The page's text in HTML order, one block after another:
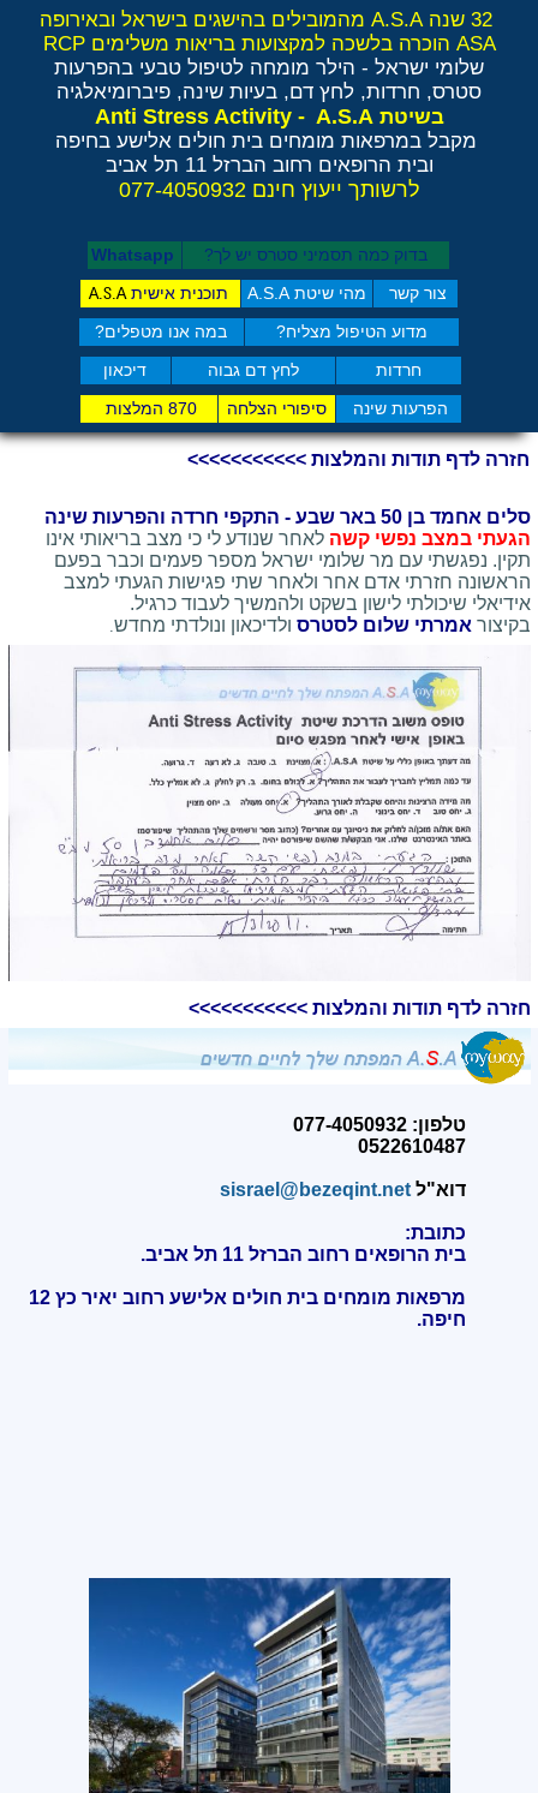
צור קשר מהי שיטת A.S.A תוכנית אישיתA.S.A
חרדות לחץ דם גבוה דיכאון
מדוע הטיפול מצליח? במה אנו מטפלים?
הפרעות שינה סיפורי הצלחה 870 המלצות
בדוק כמה תסמיני סט​רס יש לך? Whatsapp
32 שנה A.S.A מהמובילים בהישגים בישראל ובאירופה
ASA הוכרה בלשכה למקצועות בריאות משלימים RCP
שלומי ישראל - הילר מומחה לטיפול טבעי בהפרעות
סטרס, חרדות, לחץ דם, בעיות שינה, פיברומיאלגיה
בשיטת Anti Stress Activity - A.S.A
מקבל במרפאות מומחים בית חולים אלישע בחיפה
ובית הרופאים רחוב הברזל 11 תל אביב
לרשותך ייעוץ חינם 077-4050932
סלים אחמד בן 50 באר שבע - התקפי חרדה והפרעות שינה
הגעתי במצב נפשי קשהלאחר שנודע לי כי מצב בריאותי אינו
תקין. נפגשתי עם מר שלומי ישראל מספר פעמים וכבר בפעם
הראשונה חזרתי אדם אחר ולאחר שתי פגישות הגעתי למצב
אידיאלי שיכולתי לישון בשקט ולהמשיך לעבוד כרגיל.
בקיצור אמרתי שלום לסטרס ולדיכאון ונולדתי מחדש.
חזרה לדף תודות והמלצות >>>>>>>>>>>
חזרה לדף תודות והמלצות >>>>>>>>>>>
טלפון: 077-4050932
0522610487
דוא"לsisrael@bezeqint.net
כתובת:
בית הרופאים רחוב הברזל 11 תל אביב.
מרפאות מומחים בית חולים אלישע רחוב יאיר כץ 12
חיפה.